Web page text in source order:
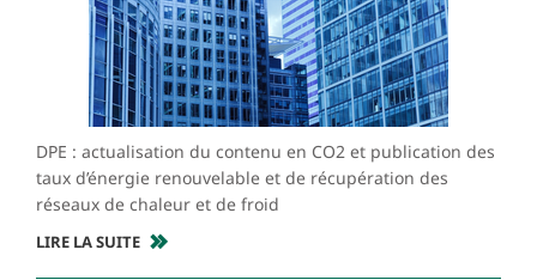
DPE : actualisation du contenu en CO2 et publication des
taux d’énergie renouvelable et de récupération des
réseaux de chaleur et de froid
LIRE LA SUITE